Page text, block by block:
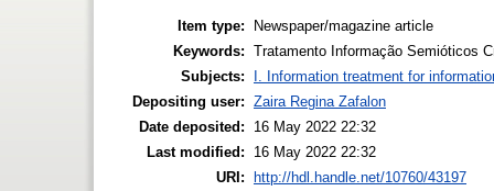
Item type:
Newspaper/magazine article
Keywords: Tratamento Informação Semióticos
Subjects:
I. Information treatment for
Depositing user: Zaira Regina Zafalon
Date deposited:
16 May 2022 22:32
Last modified:
16 May 2022 22:32
URI:
http://hdl.handle.net/10760/43197